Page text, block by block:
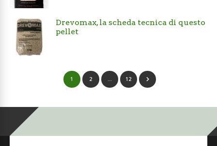
Drevomax, la scheda tecnica di questo
pellet
1 2 … 12